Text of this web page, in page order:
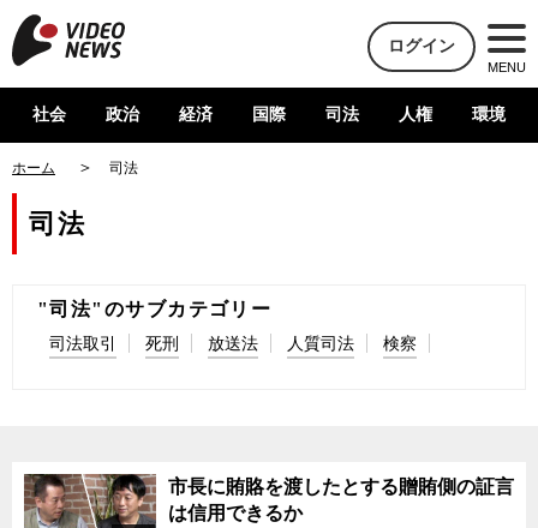
ログイン
MENU
社会 政治 経済 国際 司法 人権 環境
ホーム 司法
司法
"司法"のサブカテゴリー
司法取引 死刑 放送法 人質司法 検察
市長に賄賂を渡したとする贈賄側の証言
は信用できるか